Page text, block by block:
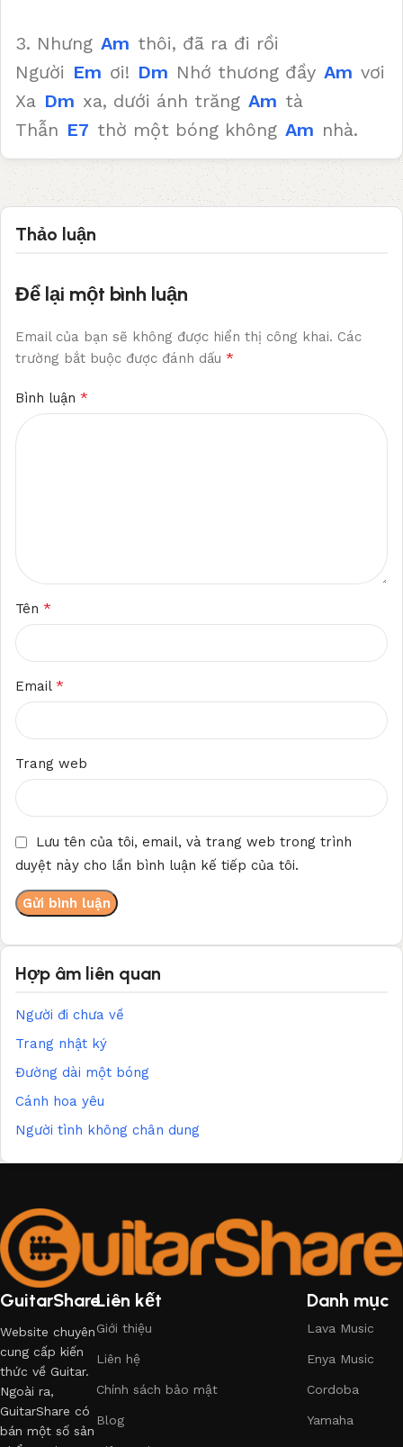
3. Nhưng Am thôi, đã ra đi rồi
Người Em ơi! Dm Nhớ thương đầy Am vơi
Xa Dm xa, dưới ánh trăng Am tà
Thẫn E7 thờ một bóng không Am nhà.
Thảo luận
Để lại một bình luận
Email của bạn sẽ không được hiển thị công khai. Các
trường bắt buộc được đánh dấu *
Bình luận *
Tên *
Email *
Trang web
Lưu tên của tôi, email, và trang web trong trình
duyệt này cho lần bình luận kế tiếp của tôi.
Hợp âm liên quan
Người đi chưa về
Trang nhật ký
Đường dài một bóng
Cánh hoa yêu
Người tình không chân dung
GuitarShare
Website chuyên
cung cấp kiến
thức về Guitar.
Ngoài ra,
GuitarShare có
bán một số sản
Liên kết
Giới thiệu
Liên hệ
Chính sách bảo mật
Blog
Danh mục
Lava Music
Enya Music
Cordoba
Yamaha